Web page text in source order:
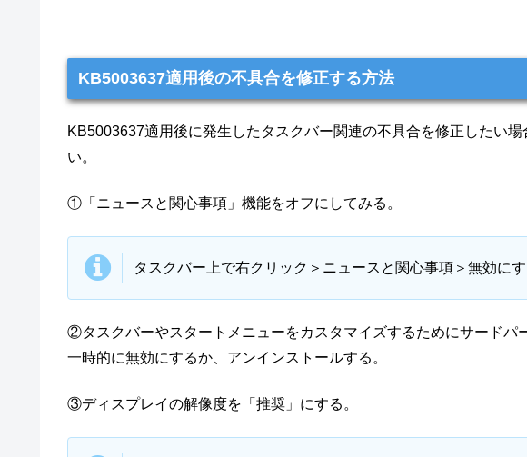
KB5003637適用後の不具合を修正する方法
KB5003637適用後に発生したタスクバー関連の不具合を修正したい
い。
①「ニュースと関心事項」機能をオフにしてみる。
タスクバー上で右クリック＞ニュースと関心事項＞無効にす
②タスクバーやスタートメニューをカスタマイズするためにサードパ
一時的に無効にするか、アンインストールする。
③ディスプレイの解像度を「推奨」にする。